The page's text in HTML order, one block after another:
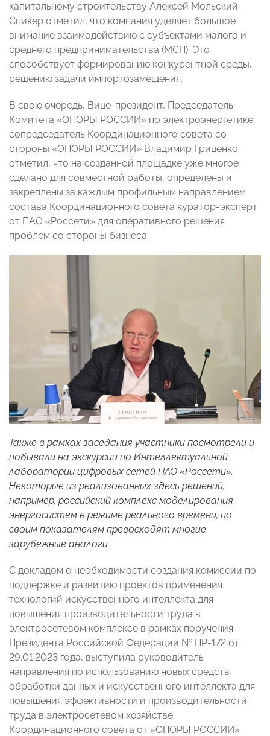
капитальному строительству Алексей Мольский.
Спикер отметил, что компания уделяет большое
внимание взаимодействию с субъектами малого и
среднего предпринимательства (МСП). Это
способствует формированию конкурентной среды,
решению задачи импортозамещения.
В свою очередь, Вице-президент, Председатель
Комитета «ОПОРЫ РОССИИ» по электроэнергетике,
сопредседатель Координационного совета со
стороны «ОПОРЫ РОССИИ» Владимир Гриценко
отметил, что на созданной площадке уже многое
сделано для совместной работы, определены и
закреплены за каждым профильным направлением
состава Координационного совета куратор-эксперт
от ПАО «Россети» для оперативного решения
проблем со стороны бизнеса.
Также в рамках заседания участники посмотрели и
побывали на экскурсии по Интеллектуальной
лаборатории цифровых сетей ПАО «Россети».
Некоторые из реализованных здесь решений,
например, российский комплекс моделирования
энергосистем в режиме реального времени, по
своим показателям превосходят многие
зарубежные аналоги.
С докладом о необходимости создания комиссии по
поддержке и развитию проектов применения
технологий искусственного интеллекта для
повышения производительности труда в
электросетевом комплексе в рамках поручения
Президента Российской Федерации № ПР-172 от
29.01.2023 года, выступила руководитель
направления по использованию новых средств
обработки данных и искусственного интеллекта для
повышения эффективности и производительности
труда в электросетевом хозяйстве
Координационного совета от «ОПОРЫ РОССИИ»